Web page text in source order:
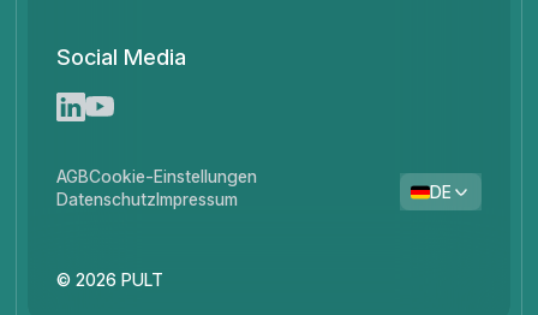
Social Media
© 2026 PULT
AGBCookie-Einstellungen
DatenschutzImpressum DE